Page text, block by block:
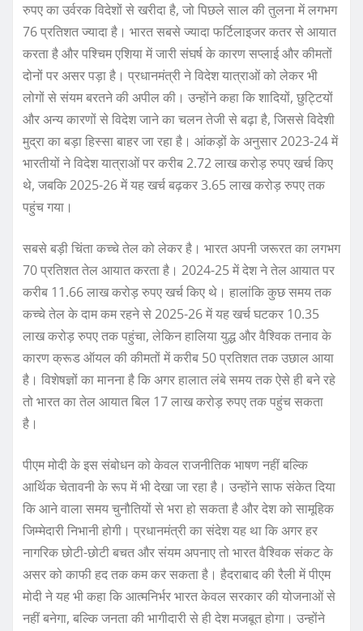
रुपए का उर्वरक विदेशों से खरीदा है, जो पिछले साल की तुलना में लगभग
76 प्रतिशत ज्यादा है। भारत सबसे ज्यादा फर्टिलाइजर कतर से आयात
करता है और पश्चिम एशिया में जारी संघर्ष के कारण सप्लाई और कीमतों
दोनों पर असर पड़ा है। प्रधानमंत्री ने विदेश यात्राओं को लेकर भी
लोगों से संयम बरतने की अपील की। उन्होंने कहा कि शादियों, छुट्टियों
और अन्य कारणों से विदेश जाने का चलन तेजी से बढ़ा है, जिससे विदेशी
मुद्रा का बड़ा हिस्सा बाहर जा रहा है। आंकड़ों के अनुसार 2023-24 में
भारतीयों ने विदेश यात्राओं पर करीब 2.72 लाख करोड़ रुपए खर्च किए
थे, जबकि 2025-26 में यह खर्च बढ़कर 3.65 लाख करोड़ रुपए तक
पहुंच गया।
सबसे बड़ी चिंता कच्चे तेल को लेकर है। भारत अपनी जरूरत का लगभग
70 प्रतिशत तेल आयात करता है। 2024-25 में देश ने तेल आयात पर
करीब 11.66 लाख करोड़ रुपए खर्च किए थे। हालांकि कुछ समय तक
कच्चे तेल के दाम कम रहने से 2025-26 में यह खर्च घटकर 10.35
लाख करोड़ रुपए तक पहुंचा, लेकिन हालिया युद्ध और वैश्विक तनाव के
कारण क्रूड ऑयल की कीमतों में करीब 50 प्रतिशत तक उछाल आया
है। विशेषज्ञों का मानना है कि अगर हालात लंबे समय तक ऐसे ही बने रहे
तो भारत का तेल आयात बिल 17 लाख करोड़ रुपए तक पहुंच सकता
है।
पीएम मोदी के इस संबोधन को केवल राजनीतिक भाषण नहीं बल्कि
आर्थिक चेतावनी के रूप में भी देखा जा रहा है। उन्होंने साफ संकेत दिया
कि आने वाला समय चुनौतियों से भरा हो सकता है और देश को सामूहिक
जिम्मेदारी निभानी होगी। प्रधानमंत्री का संदेश यह था कि अगर हर
नागरिक छोटी-छोटी बचत और संयम अपनाए तो भारत वैश्विक संकट के
असर को काफी हद तक कम कर सकता है। हैदराबाद की रैली में पीएम
मोदी ने यह भी कहा कि आत्मनिर्भर भारत केवल सरकार की योजनाओं से
नहीं बनेगा, बल्कि जनता की भागीदारी से ही देश मजबूत होगा। उन्होंने